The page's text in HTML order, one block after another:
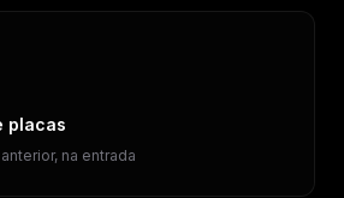
placas
na entrada